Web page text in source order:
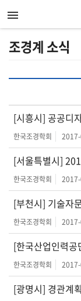
조경계 소식
[시흥시] 공공디
한국조경학회
[서울특별시]
한국조경학회
[부천시] 기술자
한국조경학회
[한국산업인력
한국조경학회
[광명시] 경관계